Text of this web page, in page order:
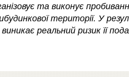
та виконує
території. У
виникає реальний ризик її